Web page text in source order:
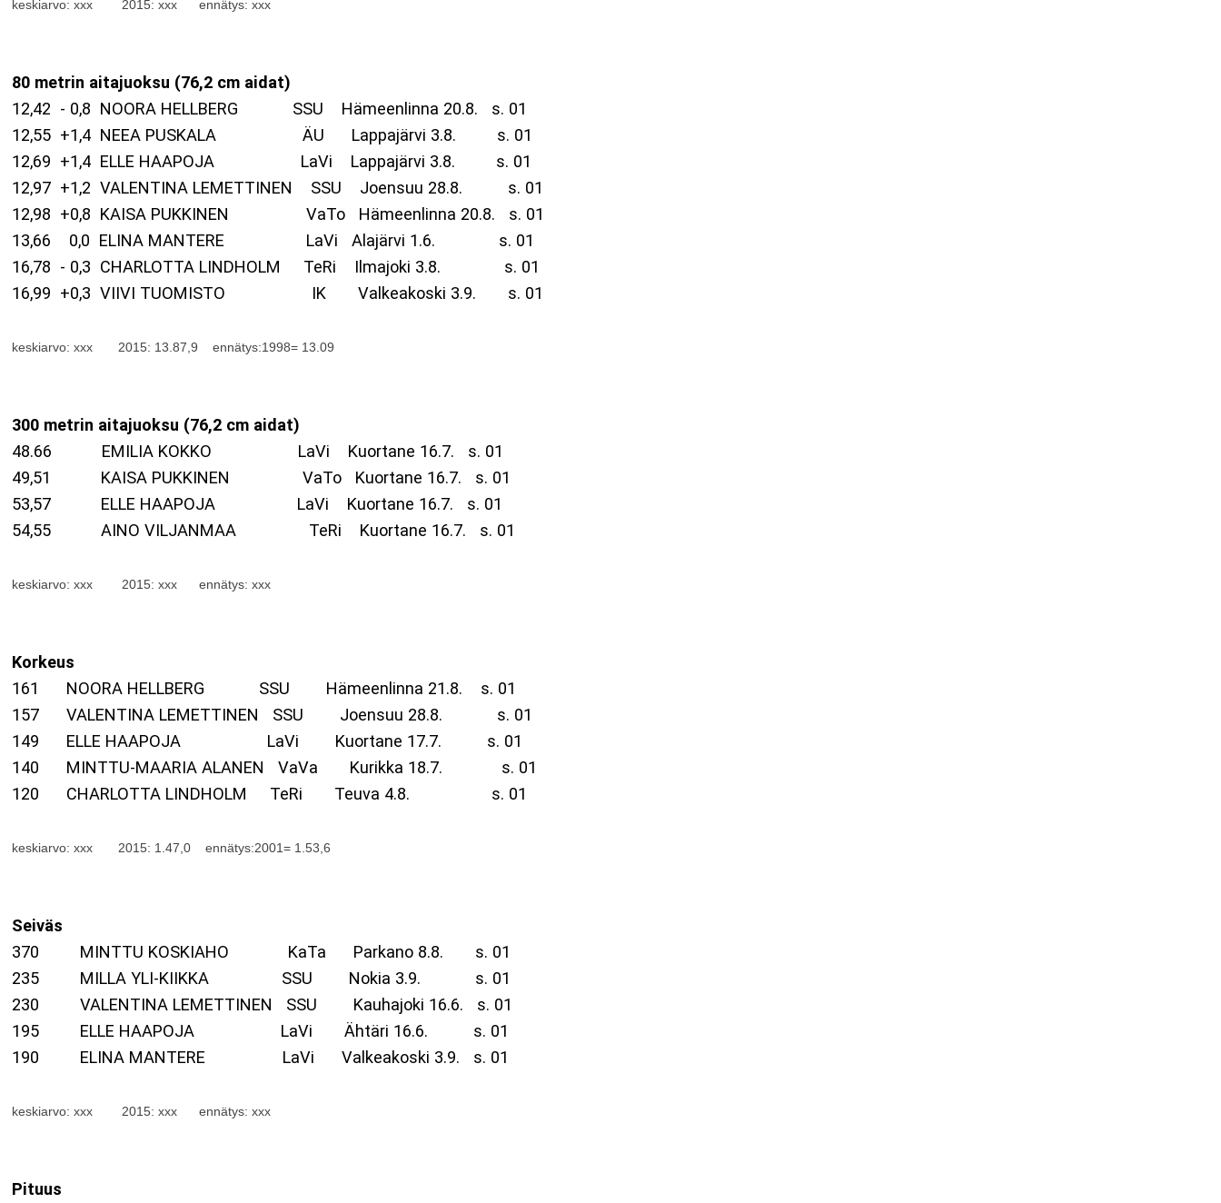
keskiarvo: xxx 2015: xxx ennätys: xxx
80 metrin aitajuoksu (76,2 cm aidat)
12,42 - 0,8 NOORA HELLBERG SSU Hämeenlinna 20.8. s. 01
12,55 +1,4 NEEA PUSKALA ÄU Lappajärvi 3.8. s. 01
12,69 +1,4 ELLE HAAPOJA LaVi Lappajärvi 3.8. s. 01
12,97 +1,2 VALENTINA LEMETTINEN SSU Joensuu 28.8. s. 01
12,98 +0,8 KAISA PUKKINEN VaTo Hämeenlinna 20.8. s. 01
13,66 0,0 ELINA MANTERE LaVi Alajärvi 1.6. s. 01
16,78 - 0,3 CHARLOTTA LINDHOLM TeRi Ilmajoki 3.8. s. 01
16,99 +0,3 VIIVI TUOMISTO IK Valkeakoski 3.9. s. 01
keskiarvo: xxx 2015: 13.87,9 ennätys:1998= 13.09
300 metrin aitajuoksu (76,2 cm aidat)
48.66 EMILIA KOKKO LaVi Kuortane 16.7. s. 01
49,51 KAISA PUKKINEN VaTo Kuortane 16.7. s. 01
53,57 ELLE HAAPOJA LaVi Kuortane 16.7. s. 01
54,55 AINO VILJANMAA TeRi Kuortane 16.7. s. 01
keskiarvo: xxx 2015: xxx ennätys: xxx
Korkeus
161 NOORA HELLBERG SSU Hämeenlinna 21.8. s. 01
157 VALENTINA LEMETTINEN SSU Joensuu 28.8. s. 01
149 ELLE HAAPOJA LaVi Kuortane 17.7. s. 01
140 MINTTU-MAARIA ALANEN VaVa Kurikka 18.7. s. 01
120 CHARLOTTA LINDHOLM TeRi Teuva 4.8. s. 01
keskiarvo: xxx 2015: 1.47,0 ennätys:2001= 1.53,6
Seiväs
370 MINTTU KOSKIAHO KaTa Parkano 8.8. s. 01
235 MILLA YLI-KIIKKA SSU Nokia 3.9. s. 01
230 VALENTINA LEMETTINEN SSU Kauhajoki 16.6. s. 01
195 ELLE HAAPOJA LaVi Ähtäri 16.6. s. 01
190 ELINA MANTERE LaVi Valkeakoski 3.9. s. 01
keskiarvo: xxx 2015: xxx ennätys: xxx
Pituus